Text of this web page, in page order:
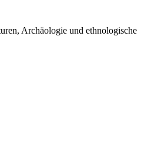
Archäologie und ethnologische